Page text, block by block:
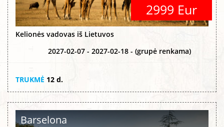
2999 Eur
Kelionės vadovas iš Lietuvos
2027-02-07 - 2027-02-18 - (grupė renkama)
TRUKMĖ 12 d.
Barselona